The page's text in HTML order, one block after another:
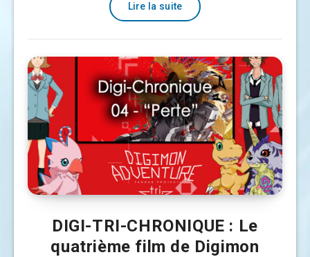
Lire la suite
DIGI-TRI-CHRONIQUE : Le
quatrième film de Digimon